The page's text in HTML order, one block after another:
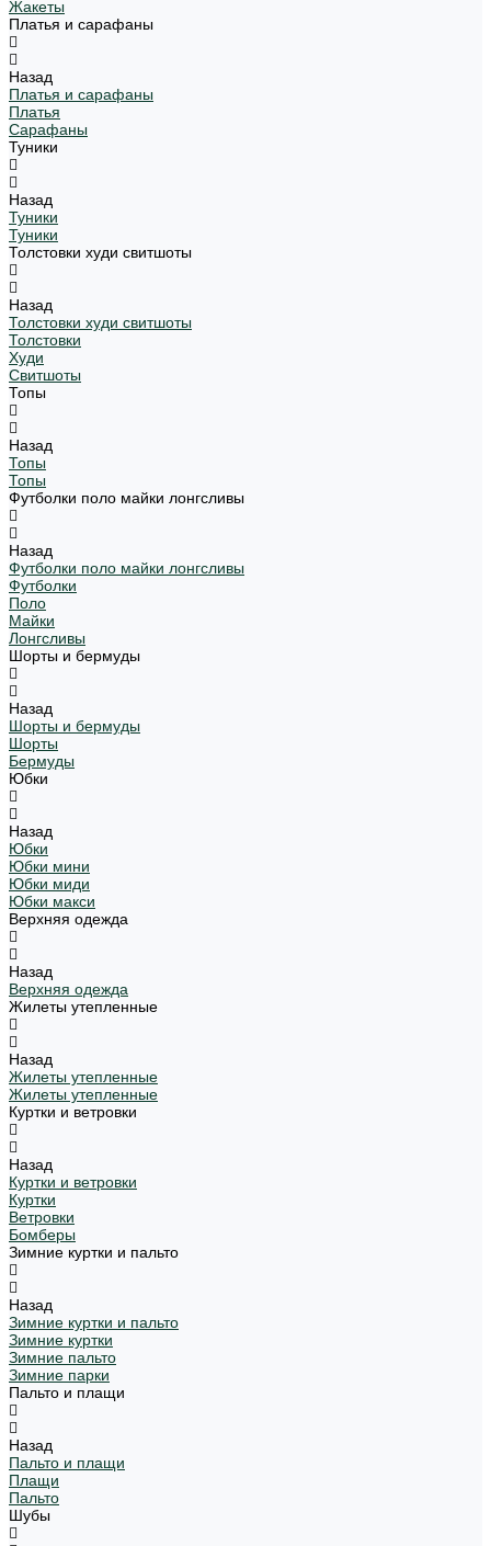
Жакеты
Платья и сарафаны
Назад
Платья и сарафаны
Платья
Сарафаны
Туники
Назад
Туники
Туники
Толстовки худи свитшоты
Назад
Толстовки худи свитшоты
Толстовки
Худи
Свитшоты
Топы
Назад
Топы
Топы
Футболки поло майки лонгсливы
Назад
Футболки поло майки лонгсливы
Футболки
Поло
Майки
Лонгсливы
Шорты и бермуды
Назад
Шорты и бермуды
Шорты
Бермуды
Юбки
Назад
Юбки
Юбки мини
Юбки миди
Юбки макси
Верхняя одежда
Назад
Верхняя одежда
Жилеты утепленные
Назад
Жилеты утепленные
Жилеты утепленные
Куртки и ветровки
Назад
Куртки и ветровки
Куртки
Ветровки
Бомберы
Зимние куртки и пальто
Назад
Зимние куртки и пальто
Зимние куртки
Зимние пальто
Зимние парки
Пальто и плащи
Назад
Пальто и плащи
Плащи
Пальто
Шубы